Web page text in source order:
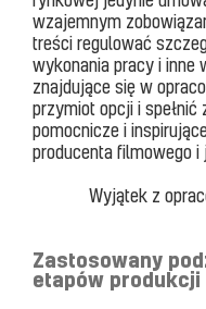
wzajemnym
treści regulować
wykonania pracy i inne
znajdujące się w
przymiot opcji i spełnić
pomocnicze i
producenta filmowego i
Wyjątek z
Zastosowany
etapów produkcji